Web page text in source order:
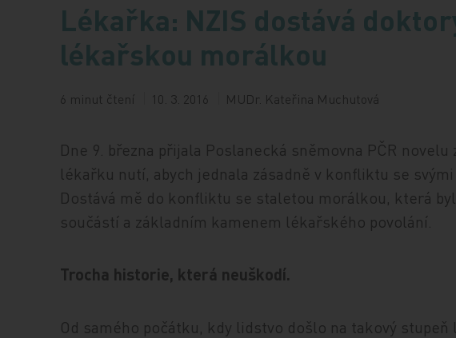
Lékařka: NZIS dostává
lékařskou morálkou
6 minut čtení 10. 3. 2016 MUDr. Kateřina Muchutová
Dne 9. března přijala Poslanecká sněmovna PČR
lékařku nutí, abych jednala zásadně v konfliktu se
Dostává mě do konfliktu se staletou morálkou, která
součástí a základním kamenem lékařského povolání.
Trocha historie, která neuškodí.
Od samého počátku, kdy lidstvo došlo na takový